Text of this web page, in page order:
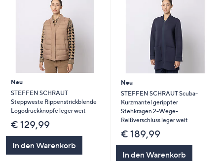
Neu
STEFFEN SCHRAUT
Steppweste Rippenstrickblende
Logodruckknöpfe leger weit
€ 129,99
In den Warenkorb
Neu
STEFFEN SCHRAUT Scuba-
Kurzmantel gerippter
Stehkragen 2-Wege-
Reißverschluss leger weit
€ 189,99
In den Warenkorb